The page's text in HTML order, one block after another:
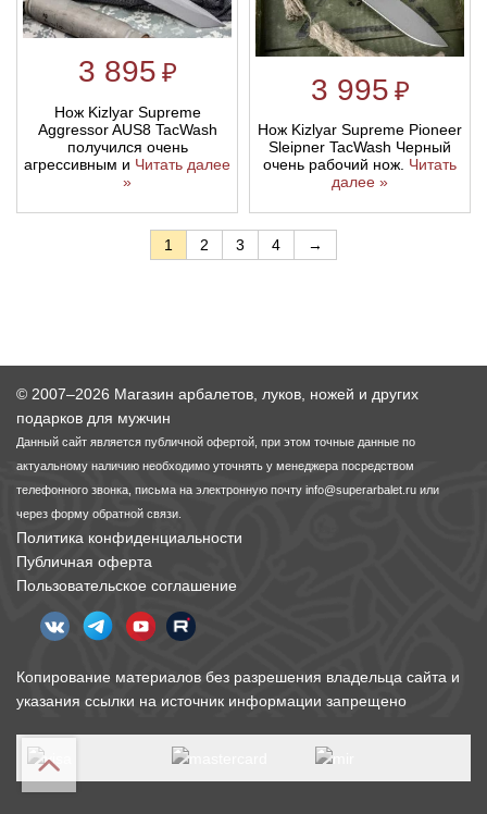
3 895 ₽
Нож Kizlyar Supreme
Aggressor AUS8 TacWash
получился очень
агрессивным и Читать далее
»
3 995 ₽
Нож Kizlyar Supreme Pioneer
Sleipner TacWash Черный
очень рабочий нож. Читать
далее »
1 2 3 4 →
© 2007–2026 Магазин арбалетов, луков, ножей и других
подарков для мужчин
Данный сайт является публичной офертой, при этом точные данные по
актуальному наличию необходимо уточнять у менеджера посредством
телефонного звонка, письма на электронную почту info@superarbalet.ru или
через форму обратной связи.
Политика конфиденциальности
Публичная оферта
Пользовательское соглашение
Копирование материалов без разрешения владельца сайта и
указания ссылки на источник информации запрещено